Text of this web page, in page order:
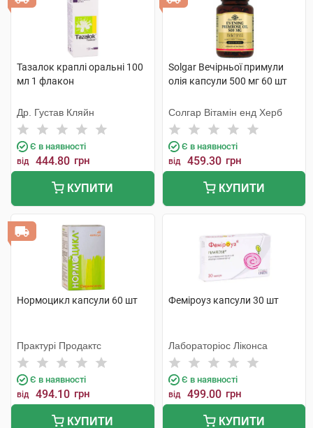
Тазалок краплі оральні 100
мл 1 флакон
Др. Густав Кляйн
Є в наявності
від 444.80 грн
КУПИТИ
Solgar Вечірньої примули
олія капсули 500 мг 60 шт
Солгар Вітамін енд Херб
Є в наявності
від 459.30 грн
КУПИТИ
Нормоцикл капсули 60 шт
Практурі Продактс
Є в наявності
від 494.10 грн
КУПИТИ
Феміроуз капсули 30 шт
Лабораторіос Ліконса
Є в наявності
від 499.00 грн
КУПИТИ